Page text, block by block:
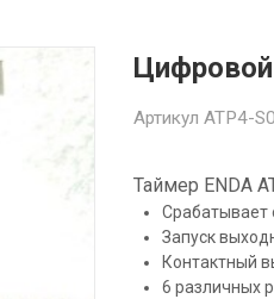
Артикул ATP4-
Цифровой
Таймер ENDA
Срабатывает
Запуск
Контактный
6 различных